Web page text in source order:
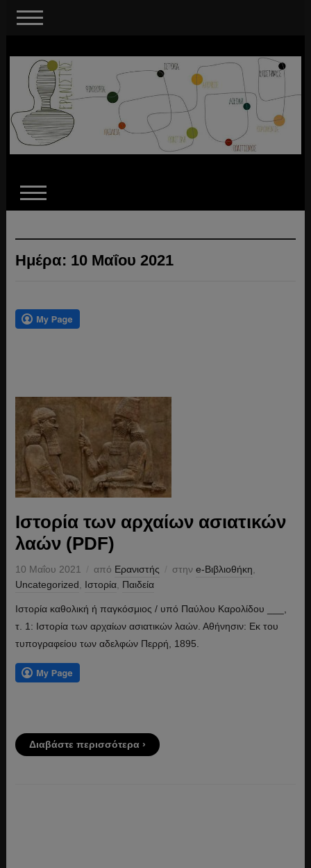
Ημέρα: 10 Μαΐου 2021
Ιστορία των αρχαίων ασιατικών
λαών (PDF)
10 Μαΐου 2021 από Ερανιστής στην e-Βιβλιοθήκη
Uncategorized
Ιστορία, Παιδεία
Ιστορία καθολική ή παγκόσμιος / υπό Παύλου Καρολίδου ___,
τ. 1: Ιστορία των αρχαίων ασιατικών λαών. Αθήνησιν: Εκ του
τυπογραφείου των αδελφών Περρή, 1895.
Διαβάστε περισσότερα ›